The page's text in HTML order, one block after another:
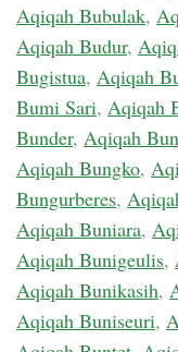
Aqiqah Bubulak,
Aqiqah Budur,
Bugistua, Aqiqah
Bumi Sari, Aqiqah
Bunder, Aqiqah
Aqiqah Bungko,
Bungurberes,
Aqiqah Buniara,
Aqiqah Bunigeulis,
Aqiqah Bunikasih,
Aqiqah Buniseuri,